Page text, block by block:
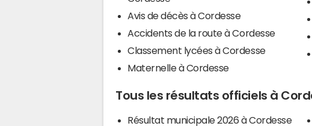
Avis de décès à Cordesse
Accidents de la route à Cordesse
Classement lycées à Cordesse
Maternelle à Cordesse
Tous les résultats officiels à
Résultat municipale 2026 à Cordesse